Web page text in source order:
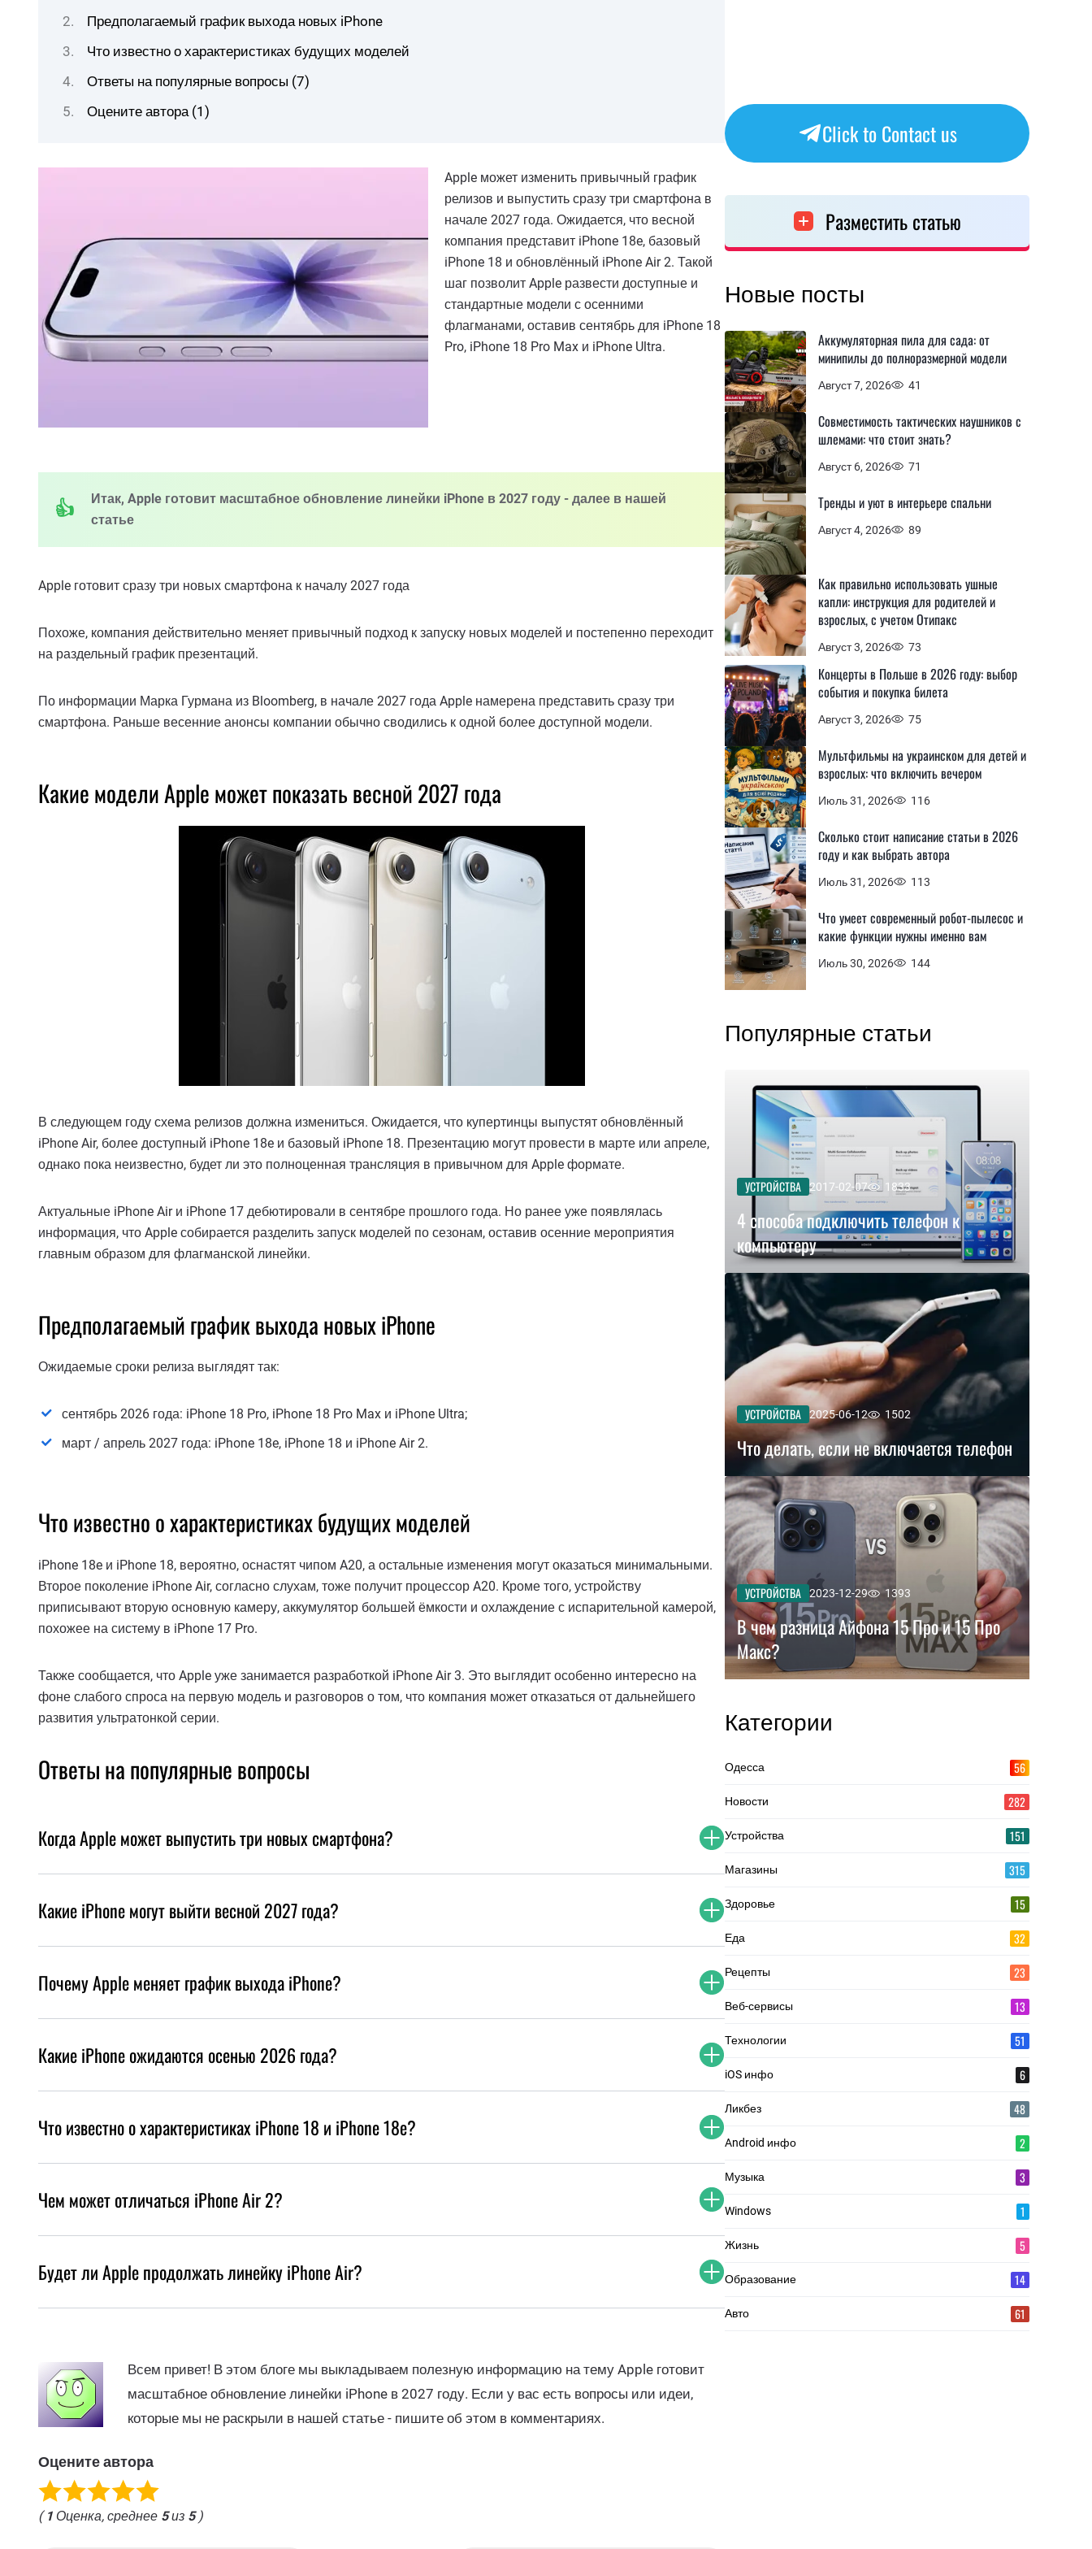
Предполагаемый график выхода новых iPhone
Что известно о характеристиках будущих моделей
Ответы на популярные вопросы (7)
Оцените автора (1)
Apple может изменить привычный график
релизов и выпустить сразу три смартфона в
начале 2027 года. Ожидается, что весной
компания представит iPhone 18e, базовый
iPhone 18 и обновлённый iPhone Air 2. Такой
шаг позволит Apple развести доступные и
стандартные модели с осенними
флагманами, оставив сентябрь для iPhone 18
Pro, iPhone 18 Pro Max и iPhone Ultra.
Итак, Apple готовит масштабное обновление линейки iPhone в 2027 году - далее в нашей
статье
Apple готовит сразу три новых смартфона к началу 2027 года
Похоже, компания действительно меняет привычный подход к запуску новых моделей и постепенно переходит
на раздельный график презентаций.
По информации Марка Гурмана из Bloomberg, в начале 2027 года Apple намерена представить сразу три
смартфона. Раньше весенние анонсы компании обычно сводились к одной более доступной модели.
Какие модели Apple может показать весной 2027 года
В следующем году схема релизов должна измениться. Ожидается, что купертинцы выпустят обновлённый
iPhone Air, более доступный iPhone 18e и базовый iPhone 18. Презентацию могут провести в марте или апреле,
однако пока неизвестно, будет ли это полноценная трансляция в привычном для Apple формате.
Актуальные iPhone Air и iPhone 17 дебютировали в сентябре прошлого года. Но ранее уже появлялась
информация, что Apple собирается разделить запуск моделей по сезонам, оставив осенние мероприятия
главным образом для флагманской линейки.
Предполагаемый график выхода новых iPhone
Ожидаемые сроки релиза выглядят так:
сентябрь 2026 года: iPhone 18 Pro, iPhone 18 Pro Max и iPhone Ultra;
март / апрель 2027 года: iPhone 18e, iPhone 18 и iPhone Air 2.
Что известно о характеристиках будущих моделей
iPhone 18e и iPhone 18, вероятно, оснастят чипом A20, а остальные изменения могут оказаться минимальными.
Второе поколение iPhone Air, согласно слухам, тоже получит процессор A20. Кроме того, устройству
приписывают вторую основную камеру, аккумулятор большей ёмкости и охлаждение с испарительной камерой,
похожее на систему в iPhone 17 Pro.
Также сообщается, что Apple уже занимается разработкой iPhone Air 3. Это выглядит особенно интересно на
фоне слабого спроса на первую модель и разговоров о том, что компания может отказаться от дальнейшего
развития ультратонкой серии.
Ответы на популярные вопросы
Когда Apple может выпустить три новых смартфона?
Какие iPhone могут выйти весной 2027 года?
Почему Apple меняет график выхода iPhone?
Какие iPhone ожидаются осенью 2026 года?
Что известно о характеристиках iPhone 18 и iPhone 18e?
Чем может отличаться iPhone Air 2?
Будет ли Apple продолжать линейку iPhone Air?
Всем привет! В этом блоге мы выкладываем полезную информацию на тему Apple готовит
масштабное обновление линейки iPhone в 2027 году. Если у вас есть вопросы или идеи,
которые мы не раскрыли в нашей статье - пишите об этом в комментариях.
Оцените автора
( 1 Оценка, среднее 5из 5)
Click to Contact us
Разместить статью
Новые посты
Август 7, 2026 41
Аккумуляторная пила для сада: от
минипилы до полноразмерной модели
Август 6, 2026 71
Совместимость тактических наушников с
шлемами: что стоит знать?
Август 4, 2026 89
Тренды и уют в интерьере спальни
Август 3, 2026 73
Как правильно использовать ушные
капли: инструкция для родителей и
взрослых, с учетом Отипакс
Август 3, 2026 75
Концерты в Польше в 2026 году: выбор
события и покупка билета
Июль 31, 2026 116
Мультфильмы на украинском для детей и
взрослых: что включить вечером
Июль 31, 2026 113
Сколько стоит написание статьи в 2026
году и как выбрать автора
Июль 30, 2026 144
Что умеет современный робот-пылесос и
какие функции нужны именно вам
Популярные статьи
УСТРОЙСТВА 2017-02-07 1833
4 способа подключить телефон к
компьютеру
УСТРОЙСТВА 2025-06-12 1502
Что делать, если не включается телефон
УСТРОЙСТВА 2023-12-29 1393
В чем разница Айфона 15 Про и 15 Про
Макс?
Категории
Одесса 56
Новости 282
Устройства 151
Магазины 315
Здоровье 15
Еда 32
Рецепты 23
Веб-сервисы 13
Технологии 51
iOS инфо 6
Ликбез 48
Android инфо 2
Музыка 3
Windows 1
Жизнь 5
Образование 14
Авто 61